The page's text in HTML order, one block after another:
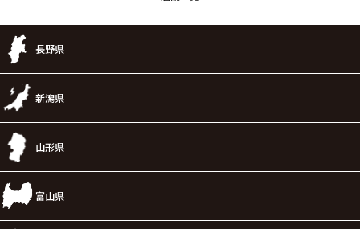
長野県
新潟県
山形県
富山県